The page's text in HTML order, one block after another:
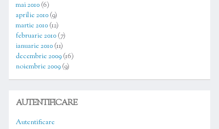
mai 2010(6)
aprilie 2010(9)
martie 2010(12)
februarie 2010(7)
ianuarie 2010(11)
decembrie 2009(16)
noiembrie 2009(9)
AUTENTIFICARE
Autentificare